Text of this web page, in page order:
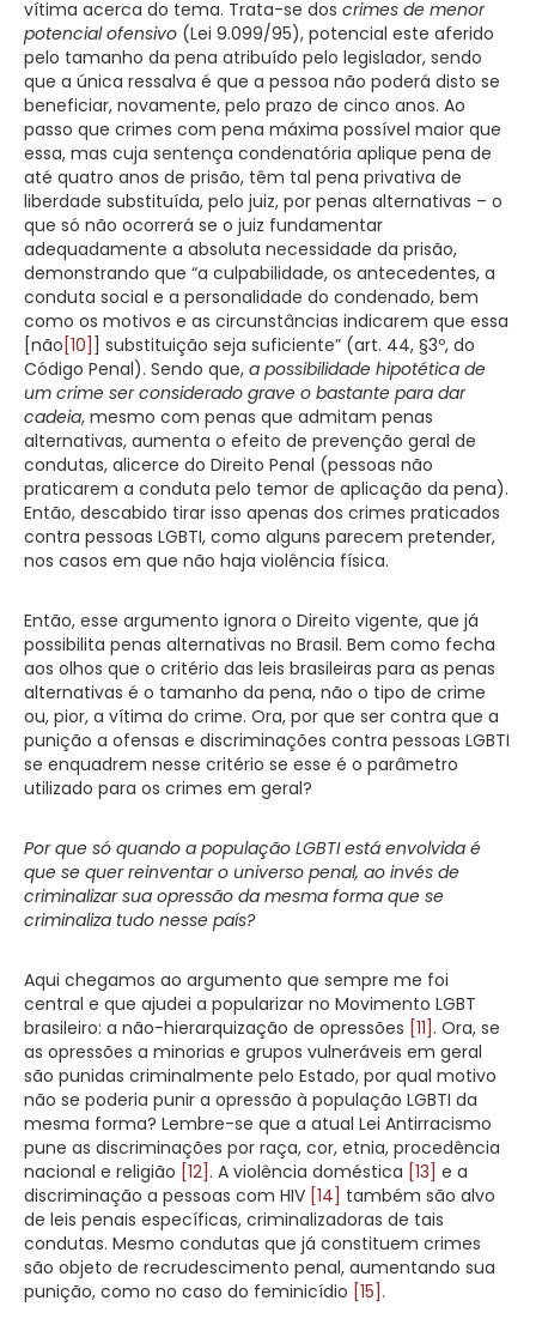
vítima acerca do tema. Trata-se dos crimes de menor
potencial ofensivo (Lei 9.099/95), potencial este aferido
pelo tamanho da pena atribuído pelo legislador, sendo
que a única ressalva é que a pessoa não poderá disto se
beneficiar, novamente, pelo prazo de cinco anos. Ao
passo que crimes com pena máxima possível maior que
essa, mas cuja sentença condenatória aplique pena de
até quatro anos de prisão, têm tal pena privativa de
liberdade substituída, pelo juiz, por penas alternativas – o
que só não ocorrerá se o juiz fundamentar
adequadamente a absoluta necessidade da prisão,
demonstrando que “a culpabilidade, os antecedentes, a
conduta social e a personalidade do condenado, bem
como os motivos e as circunstâncias indicarem que essa
[não [10] ] substituição seja suficiente” (art. 44, §3º, do
Código Penal). Sendo que, a possibilidade hipotética de
um crime ser considerado grave o bastante para dar
cadeia, mesmo com penas que admitam penas
alternativas, aumenta o efeito de prevenção geral de
condutas, alicerce do Direito Penal (pessoas não
praticarem a conduta pelo temor de aplicação da pena).
Então, descabido tirar isso apenas dos crimes praticados
contra pessoas LGBTI, como alguns parecem pretender,
nos casos em que não haja violência física.
Então, esse argumento ignora o Direito vigente, que já
possibilita penas alternativas no Brasil. Bem como fecha
aos olhos que o critério das leis brasileiras para as penas
alternativas é o tamanho da pena, não o tipo de crime
ou, pior, a vítima do crime. Ora, por que ser contra que a
punição a ofensas e discriminações contra pessoas LGBTI
se enquadrem nesse critério se esse é o parâmetro
utilizado para os crimes em geral?
Por que só quando a população LGBTI está envolvida é
que se quer reinventar o universo penal, ao invés de
criminalizar sua opressão da mesma forma que se
criminaliza tudo nesse país?
Aqui chegamos ao argumento que sempre me foi
central e que ajudei a popularizar no Movimento LGBT
brasileiro: a não-hierarquização de opressões [11] . Ora, se
as opressões a minorias e grupos vulneráveis em geral
são punidas criminalmente pelo Estado, por qual motivo
não se poderia punir a opressão à população LGBTI da
mesma forma? Lembre-se que a atual Lei Antirracismo
pune as discriminações por raça, cor, etnia, procedência
nacional e religião [12] . A violência doméstica [13] e a
discriminação a pessoas com HIV [14] também são alvo
de leis penais específicas, criminalizadoras de tais
condutas. Mesmo condutas que já constituem crimes
são objeto de recrudescimento penal, aumentando sua
punição, como no caso do feminicídio [15] .